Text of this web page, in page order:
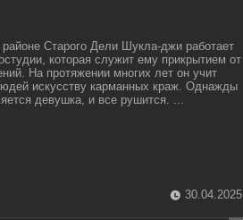
Старого Дели Шукла-джи работает
которая служит ему прикрытием от
На протяжении многих лет он учит
искусству карманных краж. Однажды
девушка, и все рушится. ...
30.04.2025